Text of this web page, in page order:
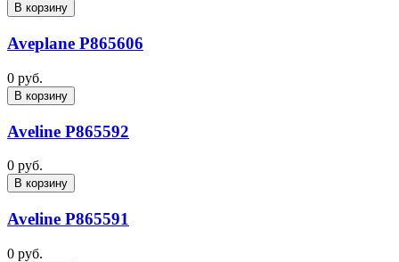
В корзину
Aveplane P865606
0 руб.
В корзину
Aveline P865592
0 руб.
В корзину
Aveline P865591
0 руб.